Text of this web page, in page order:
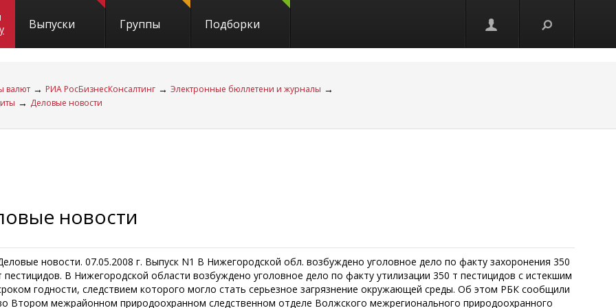
Выпуски Группы Подборки
валют → РИА РосБизнесКонсалтинг → Электронные бюллетени и журналы →
→ Деловые новости
новости
новости. 07.05.2008 г. Выпуск N1 В Нижегородской обл. возбуждено уголовное дело по факту захоронения 350
пестицидов. В Нижегородской области возбуждено уголовное дело по факту утилизации 350 т пестицидов с истекшим
годности, следствием которого могло стать серьезное загрязнение окружающей среды. Об этом РБК сообщили
Втором межрайонном природоохранном следственном отделе Волжского межрегионального природоохранного